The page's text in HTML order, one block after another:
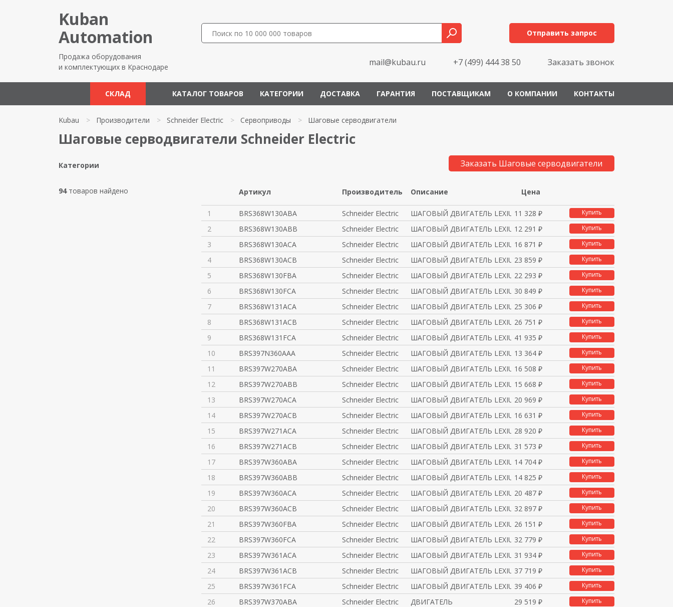
Kuban
Automation
Продажа оборудования
и комплектующих в Краснодаре
Отправить запрос
mail@kubau.ru +7 (499) 444 38 50 Заказать звонок
СКЛАД КАТАЛОГ ТОВАРОВ КАТЕГОРИИ ДОСТАВКА ГАРАНТИЯ ПОСТАВЩИКАМ О КОМПАНИИ КОНТАКТЫ
Kubau > Производители > Schneider Electric > Сервоприводы > Шаговые серводвигатели
Шаговые серводвигатели Schneider Electric
Категории
94товаров найдено
Заказать Шаговые серводвигатели
Артикул Производитель Описание Цена
1 BRS368W130ABA Schneider Electric ШАГОВЫЙ ДВИГАТЕЛЬ LEXIUM Ф60 1
11 328 ₽ Купить
2 BRS368W130ABB Schneider Electric ШАГОВЫЙ ДВИГАТЕЛЬ LEXIUM Ф60 1
12 291 ₽ Купить
3 BRS368W130ACA Schneider Electric ШАГОВЫЙ ДВИГАТЕЛЬ LEXIUM Ф60 1
16 871 ₽ Купить
4 BRS368W130ACB Schneider Electric ШАГОВЫЙ ДВИГАТЕЛЬ LEXIUM Ф60 1
23 859 ₽ Купить
5 BRS368W130FBA Schneider Electric ШАГОВЫЙ ДВИГАТЕЛЬ LEXIUM Ф60 1
22 293 ₽ Купить
6 BRS368W130FCA Schneider Electric ШАГОВЫЙ ДВИГАТЕЛЬ LEXIUM Ф60 1
30 849 ₽ Купить
7 BRS368W131ACA Schneider Electric ШАГОВЫЙ ДВИГАТЕЛЬ LEXIUM Ф60 1
25 306 ₽ Купить
8 BRS368W131ACB Schneider Electric ШАГОВЫЙ ДВИГАТЕЛЬ LEXIUM Ф60 1
26 751 ₽ Купить
9 BRS368W131FCA Schneider Electric ШАГОВЫЙ ДВИГАТЕЛЬ LEXIUM Ф60 1
41 935 ₽ Купить
10 BRS397N360AAA Schneider Electric ШАГОВЫЙ ДВИГАТЕЛЬ LEXIUM 2Нм I
13 364 ₽ Купить
11 BRS397W270ABA Schneider Electric ШАГОВЫЙ ДВИГАТЕЛЬ LEXIUM Ф90 2
16 508 ₽ Купить
12 BRS397W270ABB Schneider Electric ШАГОВЫЙ ДВИГАТЕЛЬ LEXIUM Ф90 2
15 668 ₽ Купить
13 BRS397W270ACA Schneider Electric ШАГОВЫЙ ДВИГАТЕЛЬ LEXIUM Ф90 2
20 969 ₽ Купить
14 BRS397W270ACB Schneider Electric ШАГОВЫЙ ДВИГАТЕЛЬ LEXIUM Ф90 2
16 631 ₽ Купить
15 BRS397W271ACA Schneider Electric ШАГОВЫЙ ДВИГАТЕЛЬ LEXIUM Ф90 2
28 920 ₽ Купить
16 BRS397W271ACB Schneider Electric ШАГОВЫЙ ДВИГАТЕЛЬ LEXIUM Ф90 2
31 573 ₽ Купить
17 BRS397W360ABA Schneider Electric ШАГОВЫЙ ДВИГАТЕЛЬ LEXIUM Ф90 2
14 704 ₽ Купить
18 BRS397W360ABB Schneider Electric ШАГОВЫЙ ДВИГАТЕЛЬ LEXIUM Ф90 2
14 825 ₽ Купить
19 BRS397W360ACA Schneider Electric ШАГОВЫЙ ДВИГАТЕЛЬ LEXIUM Ф90 2
20 487 ₽ Купить
20 BRS397W360ACB Schneider Electric ШАГОВЫЙ ДВИГАТЕЛЬ LEXIUM Ф90 2
32 897 ₽ Купить
21 BRS397W360FBA Schneider Electric ШАГОВЫЙ ДВИГАТЕЛЬ LEXIUM Ф90 2
26 151 ₽ Купить
22 BRS397W360FCA Schneider Electric ШАГОВЫЙ ДВИГАТЕЛЬ LEXIUM Ф90 2
32 779 ₽ Купить
23 BRS397W361ACA Schneider Electric ШАГОВЫЙ ДВИГАТЕЛЬ LEXIUM Ф90 2
31 934 ₽ Купить
24 BRS397W361ACB Schneider Electric ШАГОВЫЙ ДВИГАТЕЛЬ LEXIUM Ф90 2
37 719 ₽ Купить
25 BRS397W361FCA Schneider Electric ШАГОВЫЙ ДВИГАТЕЛЬ LEXIUM Ф90 2
39 406 ₽ Купить
26 BRS397W370ABA Schneider Electric ДВИГАТЕЛЬ 29 519 ₽ Купить